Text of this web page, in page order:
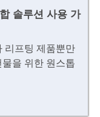
솔루션 사용 가
리프팅 제품뿐만
을 위한 원스톱